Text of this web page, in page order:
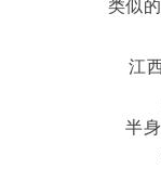
类似
江
半